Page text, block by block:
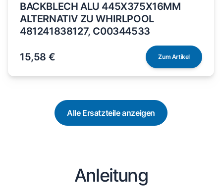
BACKBLECH ALU 445X375X16MM
ALTERNATIV ZU WHIRLPOOL
481241838127, C00344533
15,58 € Zum Artikel
Alle Ersatzteile anzeigen
Anleitung